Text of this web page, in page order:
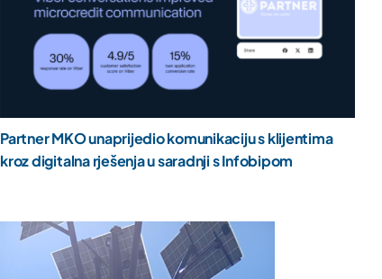
Partner MKO unaprijedio komunikaciju s klijentima
kroz digitalna rješenja u saradnji s Infobipom